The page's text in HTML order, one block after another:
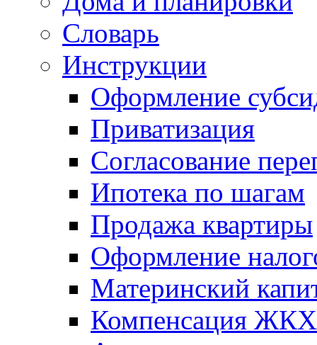
Словарь
Инструкции
Оформление
Приватизация
Согласование
Ипотека по шагам
Продажа квартиры
Оформление
Материнский
Компенсация ЖКХ